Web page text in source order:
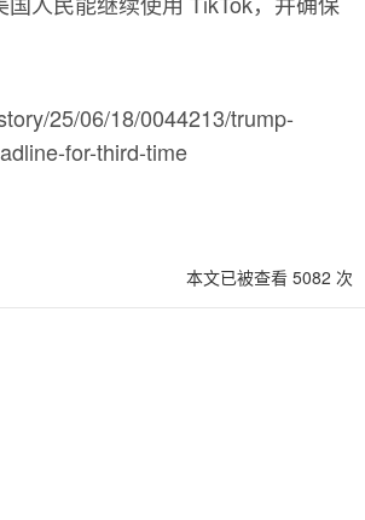
25/06/18/0044213/trump-
for-third-time
本文已被查看 5082 次